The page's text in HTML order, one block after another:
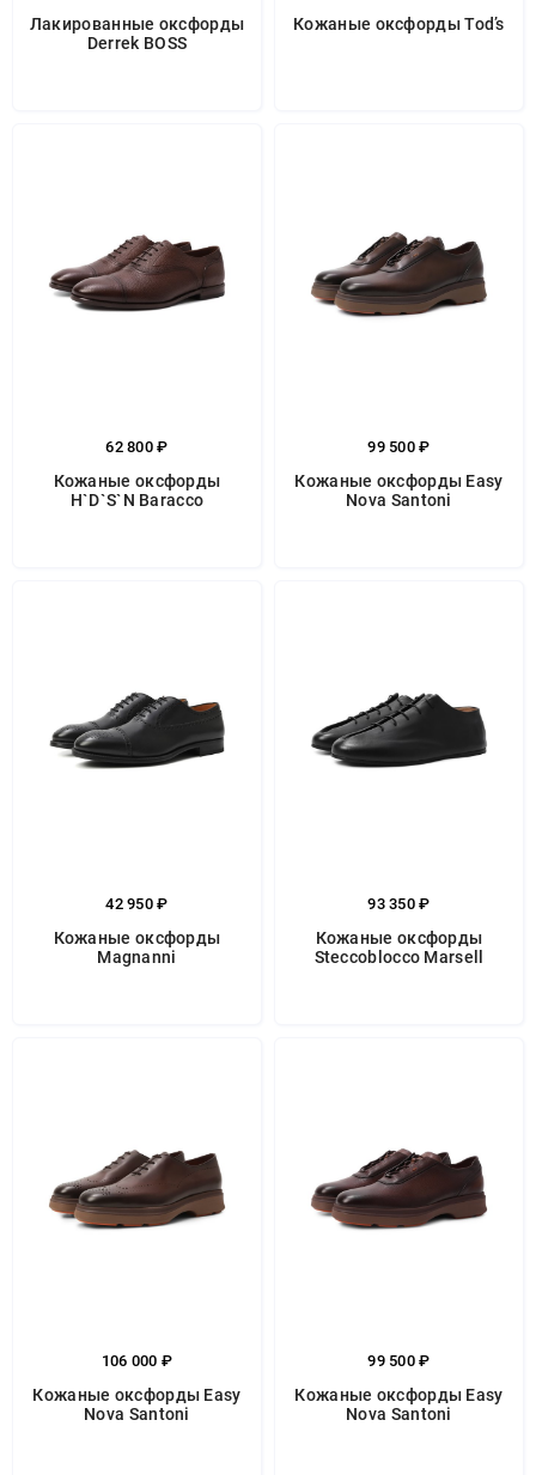
Лакированные оксфорды
Derrek BOSS
Кожаные оксфорды Tod’s
62 800 ₽
Кожаные оксфорды
H`D`S`N Baracco
99 500 ₽
Кожаные оксфорды Easy
Nova Santoni
42 950 ₽
Кожаные оксфорды
Magnanni
93 350 ₽
Кожаные оксфорды
Steccoblocco Marsell
106 000 ₽
Кожаные оксфорды Easy
Nova Santoni
99 500 ₽
Кожаные оксфорды Easy
Nova Santoni